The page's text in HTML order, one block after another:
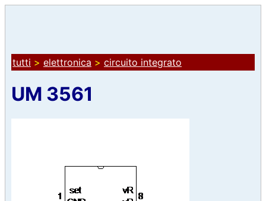
tutti > elettronica > circuito integrato
UM 3561